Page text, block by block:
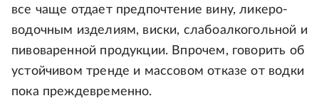
все чаще отдает предпочтение вину, ликеро-
водочным изделиям, виски, слабоалкогольной и
пивоваренной продукции. Впрочем, говорить об
устойчивом тренде и массовом отказе от водки
пока преждевременно.